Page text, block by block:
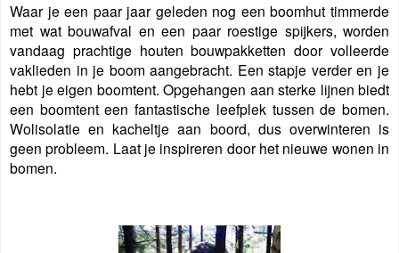
Waar je een paar jaar geleden nog een boomhut timmerde
met wat bouwafval en een paar roestige spijkers, worden
vandaag prachtige houten bouwpakketten door volleerde
vaklieden in je boom aangebracht. Een stapje verder en je
hebt je eigen boomtent. Opgehangen aan sterke lijnen biedt
een boomtent een fantastische leefplek tussen de bomen.
Wolisolatie en kacheltje aan boord, dus overwinteren is
geen probleem. Laat je inspireren door het nieuwe wonen in
bomen.